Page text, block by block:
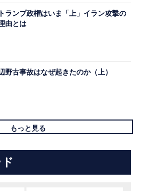
トランプ政権はいま「上」イラン攻撃の
由とは
野古事故はなぜ起きたのか（上）
もっと見る